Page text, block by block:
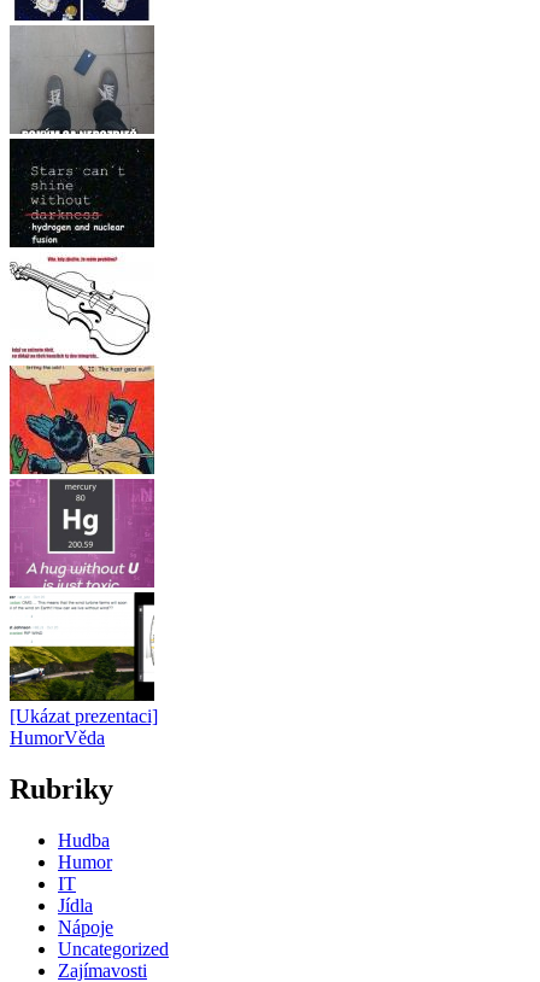
[Ukázat prezentaci]
HumorVěda
Rubriky
Hudba
Humor
IT
Jídla
Nápoje
Uncategorized
Zajímavosti